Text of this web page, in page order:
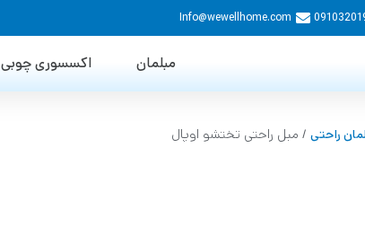
Info@wewellhome.com
مبلمان اکسسوری چوبی
راحتی / مبل راحتی تختشو اوپال